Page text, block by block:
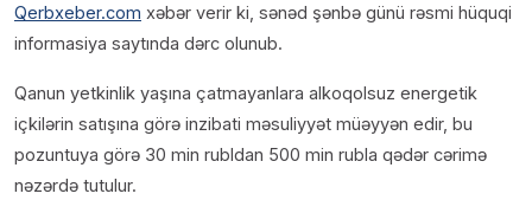
Qerbxeber.com xəbər verir ki, sənəd şənbə günü rəsmi hüquqi
informasiya saytında dərc olunub.
Qanun yetkinlik yaşına çatmayanlara alkoqolsuz energetik
içkilərin satışına görə inzibati məsuliyyət müəyyən edir, bu
pozuntuya görə 30 min rubldan 500 min rubla qədər cərimə
nəzərdə tutulur.